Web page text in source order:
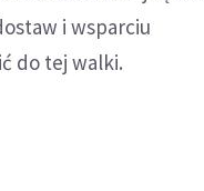
i wsparciu
do tej walki.